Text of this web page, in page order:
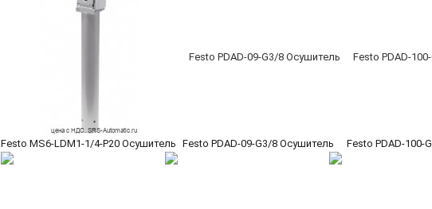
Festo MS6-LDM1-1/4-P20 Осушитель Festo PDAD-09-G3/8 Осушитель Festo PDAD-100-